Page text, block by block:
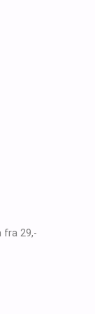
fra 29,-